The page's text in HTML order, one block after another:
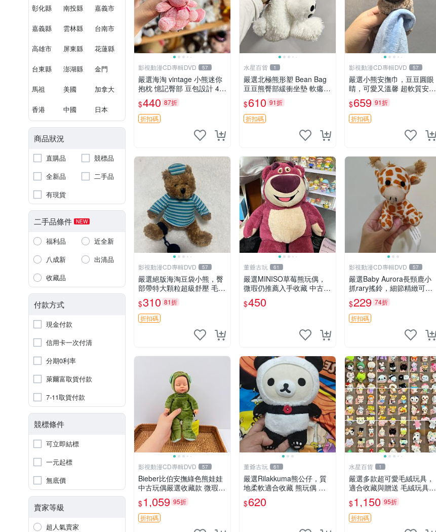
彰化縣 南投縣 嘉義市
嘉義縣 雲林縣 台南市
高雄市 屏東縣 花蓮縣
台東縣 澎湖縣 金門
馬祖 美國 加拿大
香港 中國 日本
商品狀況
直購品
競標品
全新品
二手品
有現貨
二手品條件 NEW
福利品
近全新
八成新
出清品
收藏品
付款方式
現金付款
信用卡一次付清
分期0利率
萊爾富取貨付款
7-11取貨付款
競標條件
可立即結標
一元起標
無底價
賣家等級
超人氣賣家
影視動漫CD專輯DVD 57
嚴選海淘 vintage 小熊迷你
抱枕 憶記臀部 豆包設計 4c
m 高 推薦收藏 迷你豆包小
熊、高臀部、豆袋抱枕
$440 87折
折扣碼
水星百貨 1
嚴選北極熊形塑 Bean Bag
豆豆熊臀部緩衝坐墊 軟癟癟
舒壓設計 保暖又實用 適合
久坐放松 推薦居家使用 RU
SS系列 豆豆熊屁屁坐墊 3D
顆粒結構
$610 91折
折扣碼
影視動漫CD專輯DVD 57
嚴選小熊安撫巾，豆豆圓眼
睛，可愛又溫馨 超軟質安撫
巾，豆豆設計，哄睡好幫手
約克豆豆眼安撫巾 數碼豆豆
眼
$659 91折
折扣碼
影視動漫CD專輯DVD 57
嚴選絕版海淘豆袋小熊，臀
部帶特大顆粒超級舒壓 毛毛
摸起來格外順滑適合收藏 10
0%棉質 豆袋枕 豆袋、抱
枕、小熊
$310 81折
折扣碼
董爺古玩 61
嚴選MINISO草莓熊玩偶，
微瑕仍推薦入手收藏 中古 M
INISO 草莓熊 玩具 收藏
$450
影視動漫CD專輯DVD 57
嚴選Baby Aurora長頸鹿小
抓rary搖鈴，細節精緻可聆
聽清脆鈴音 軟萌可愛 定制
紀念 金屬搖鈴 新手媽咪推
薦 長頸鹿 抓rary 搖鈴
$229 74折
折扣碼
影視動漫CD專輯DVD 57
Bieber比伯安撫綠色熊娃娃
中古玩偶嚴選收藏款 微瑕輕
度使用 Bieber綠熊娃娃 中
古玩偶 微瑕
$1,059 95折
折扣碼
董爺古玩 61
嚴選Rilakkuma熊公仔，質
地柔軟適合收藏 熊玩偶 柔
軟 公仔 收藏
$620
水星百貨 1
嚴選多款超可愛毛絨玩具，
適合收藏與贈送 毛絨玩具、
抱枕、公仔
$1,150 95折
折扣碼